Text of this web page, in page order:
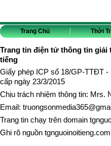
Trang Chủ Thời
Trang tin điện tử thông tin giải
tiếng
Giấy phép ICP số 18/GP-TTĐT -
cấp ngày 23/3/2015
Chịu trách nhiệm thông tin: Mrs.
Email:
Trang tin chạy trên domain
Ghi rõ nguồn tgnguoinoitieng.com